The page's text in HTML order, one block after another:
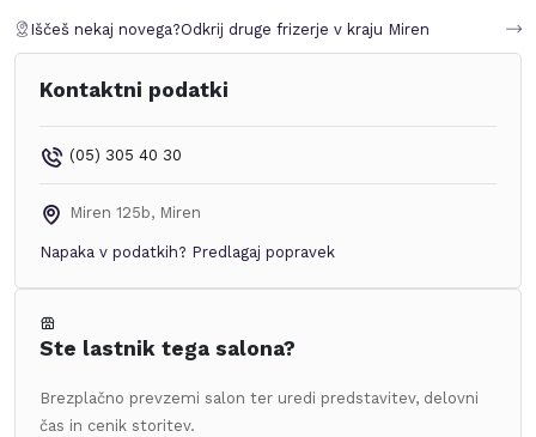
Iščeš nekaj novega?Odkrij druge frizerje v kraju Miren
Kontaktni podatki
(05) 305 40 30
Miren 125b, Miren
Napaka v podatkih? Predlagaj popravek
Ste lastnik tega salona?
Brezplačno prevzemi salon ter uredi predstavitev, delovni
čas in cenik storitev.